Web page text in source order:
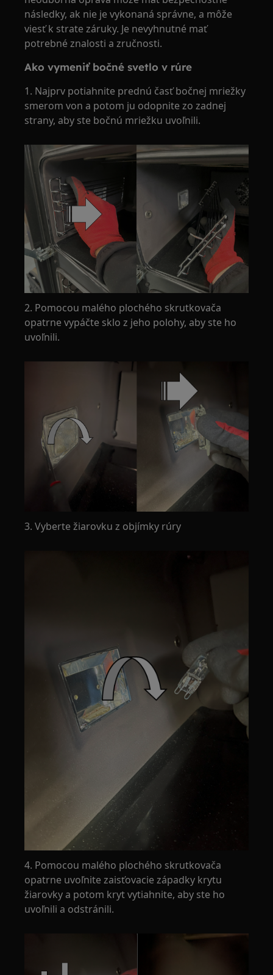
následky, ak nie je vykonaná správne, a môže
viesť k strate záruky. Je nevyhnutné mať
potrebné znalosti a zručnosti.
Ako vymeniť bočné svetlo v rúre
1. Najprv potiahnite prednú časť bočnej mriežky
smerom von a potom ju odopnite zo zadnej
strany, aby ste bočnú mriežku uvoľnili.
2. Pomocou malého plochého skrutkovača
opatrne vypáčte sklo z jeho polohy, aby ste ho
uvoľnili.
3. Vyberte žiarovku z objímky rúry
4. Pomocou malého plochého skrutkovača
opatrne uvoľnite zaisťovacie západky krytu
žiarovky a potom kryt vytiahnite, aby ste ho
uvoľnili a odstránili.